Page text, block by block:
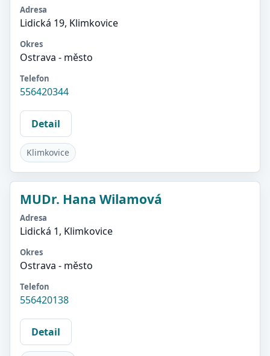
Adresa
Lidická 19, Klimkovice
Okres
Ostrava - město
Telefon
556420344
Detail
Klimkovice
MUDr. Hana Wilamová
Adresa
Lidická 1, Klimkovice
Okres
Ostrava - město
Telefon
556420138
Detail